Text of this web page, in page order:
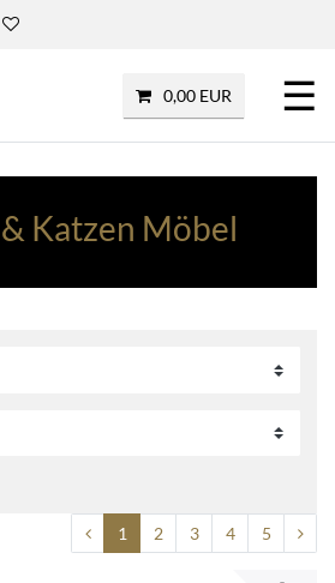
0,00 EUR ☰
Katzen Möbel
1 2 3 4 5